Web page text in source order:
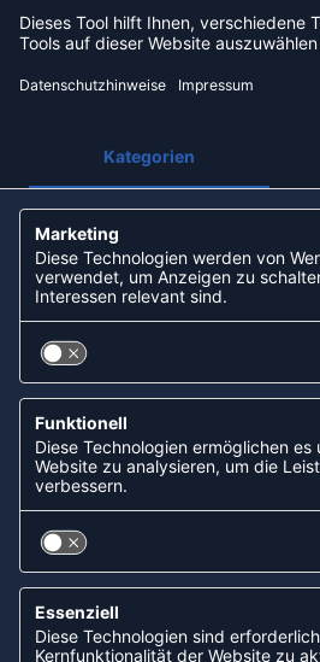
AGB
Widerrufsbelehrung
Partner: Handball-Camp
Nachhaltigkeit und Soziales
ZAHLUNGSARTEN
Apple Pay
Lastschrift (ELV) via Sofort
Kreditkarte
Rechnungskauf via Klarna
Vorkasse
ABONNIERE JETZT DEN
HANDBALLDIREKT-NEWSLETTER
NEUIGKEIT ODER AKTION MEHR.